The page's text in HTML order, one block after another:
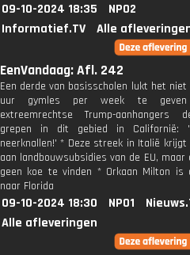
09-10-2024 18:35
NPO2
Informatief.TV
Alle
EenVandaag: Afl. 242
Een derde van basisscholen lukt het
uur gymles per week te
extreemrechtse Trump-aanhangers
grepen in dit gebied in Californië:
neerknallen!' * Deze streek in Italië krijgt
aan landbouwsubsidies van de EU,
geen koe te vinden * Orkaan Milton is
naar Florida
09-10-2024 18:30 NPO1
Alle afleveringen